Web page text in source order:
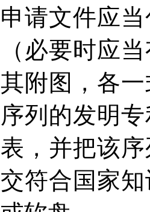
申请文件应
（必要时应
其附图，各
序列的发明
表，并把该
交符合国家